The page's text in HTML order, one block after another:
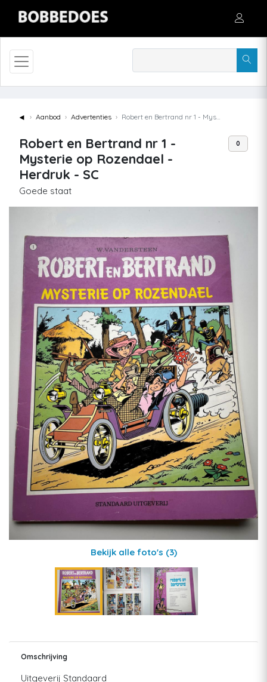
◄ Aanbod Advertenties Robert en Bertrand nr 1 - Mysterie op Rozendael - Herdruk - SC
Robert en Bertrand nr 1 -
Mysterie op Rozendael -
Herdruk - SC
Goede staat
0
Bekijk alle foto's (3)
Omschrijving
Uitgeverij Standaard